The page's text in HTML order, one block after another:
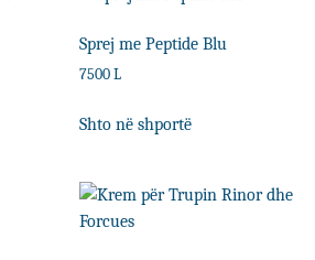
Sprej me Peptide Blu
7500 L
Shto në shportë